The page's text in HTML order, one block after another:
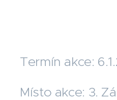
Termín akce:
Místo akce: 3.